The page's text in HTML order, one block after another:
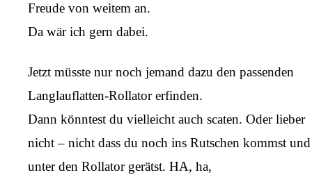
Freude von weitem an.
Da wär ich gern dabei.
Jetzt müsste nur noch jemand dazu den passenden
Langlauflatten-Rollator erfinden.
Dann könntest du vielleicht auch scaten. Oder lieber
nicht – nicht dass du noch ins Rutschen kommst und
unter den Rollator gerätst. HA, ha,